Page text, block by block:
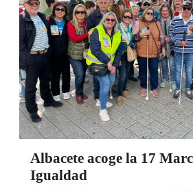
Albacete acoge la 17
Igualdad